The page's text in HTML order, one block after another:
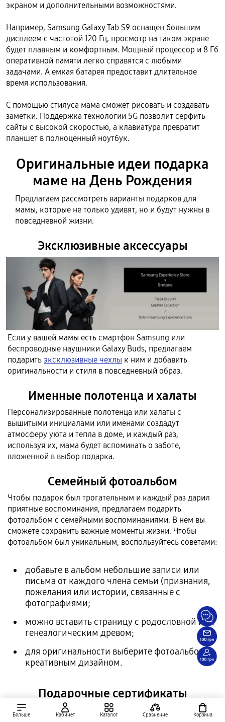
экраном и дополнительными возможностями.
Например, Samsung Galaxy Tab S9 оснащен большим
дисплеем с частотой 120 Гц, просмотр на таком экране
будет плавным и комфортным. Мощный процессор и 8 Гб
оперативной памяти легко справятся с любыми
задачами. А емкая батарея предоставит длительное
время использования.
С помощью стилуса мама сможет рисовать и создавать
заметки. Поддержка технологии 5G позволит серфить
сайты с высокой скоростью, а клавиатура превратит
планшет в полноценный ноутбук.
Оригинальные идеи подарка
маме на День Рождения
Предлагаем рассмотреть варианты подарков для
мамы, которые не только удивят, но и будут нужны в
повседневной жизни.
Эксклюзивные аксессуары
Если у вашей мамы есть смартфон Samsung или
беспроводные наушники Galaxy Buds, предлагаем
подарить эксклюзивные чехлы к ним и добавить
оригинальности и стиля в повседневный образ.
Именные полотенца и халаты
Персонализированные полотенца или халаты с
вышитыми инициалами или именами создадут
атмосферу уюта и тепла в доме, и каждый раз,
используя их, мама будет вспоминать о заботе,
вложенной в выбор подарка.
Семейный фотоальбом
Чтобы подарок был трогательным и каждый раз дарил
приятные воспоминания, предлагаем подарить
фотоальбом с семейными воспоминаниями. В нем вы
сможете сохранить важные моменты жизни. Чтобы
фотоальбом был уникальным, воспользуйтесь советами:
добавьте в альбом небольшие записи или
письма от каждого члена семьи (признания,
пожелания или истории, связанные с
фотографиями;
можно вставить страницу с родословной или
генеалогическим древом;
для оригинальности выберите фотоальбом с
креативным дизайном.
Подарочные сертификаты
Подарите маме незабываемый поход на необычное
Больше Кабинет Каталог Сравнение Корзина